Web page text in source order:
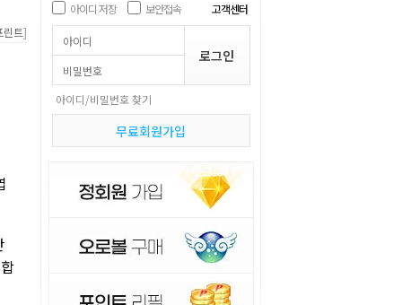
린트]
아이디 저장 보안접속 고객센터
아이디/비밀번호 찾기
무료회원가입